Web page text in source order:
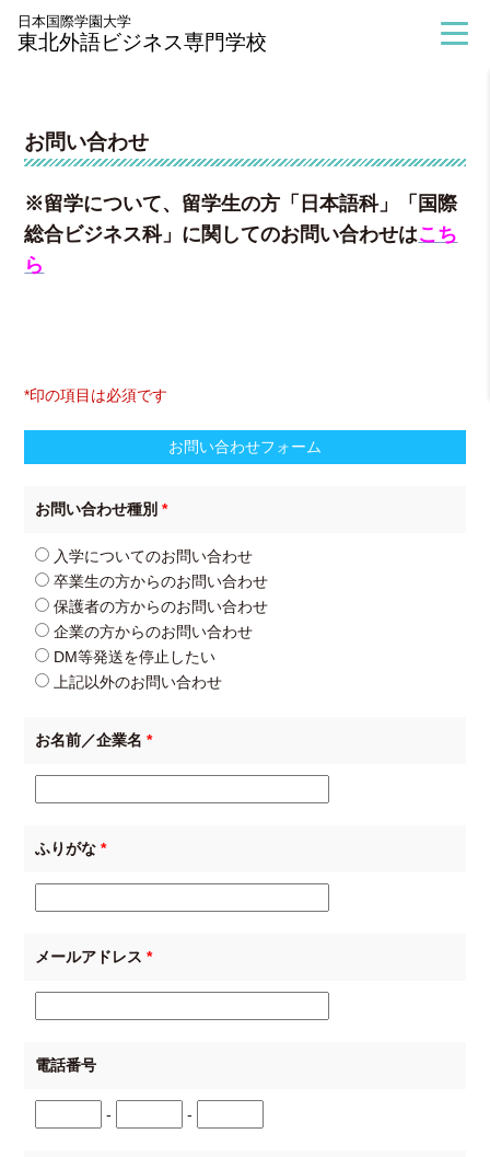
日本国際学園大学
東北外語ビジネス専門学校
> お問い合わせ
お問い合わせ
※留学について、 留学生の方「日本語科」「国際
総合ビジネス科」に関してのお問い合わせはこち
ら
*印の項目は必須です
お問い合わせフォーム
お問い合わせ種別*
入学についてのお問い合わせ
卒業生の方からのお問い合わせ
保護者の方からのお問い合わせ
企業の方からのお問い合わせ
DM等発送を停止したい
上記以外のお問い合わせ
お名前／企業名*
ふりがな*
メールアドレス*
電話番号
- -